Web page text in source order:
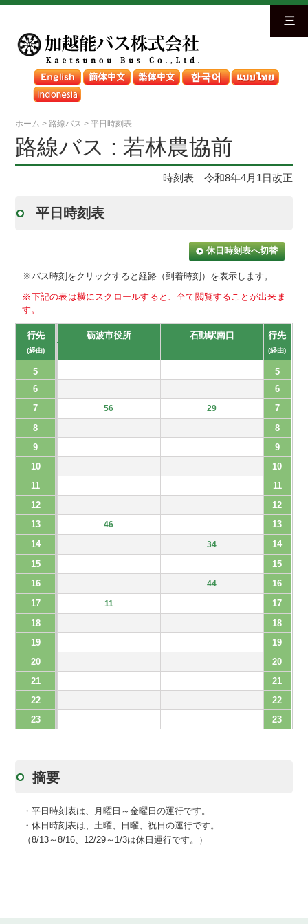
三
ホーム > 路線バス >平日時刻表
路線バス : 若林農協前
時刻表 令和8年4月1日改正
平日時刻表
休日時刻表へ切替
※バス時刻をクリックすると経路（到着時刻）を表示します。
※下記の表は横にスクロールすると、全て閲覧することが出来ま
す。
砺波市役所 石動駅南口 行先
(経由)
5
6
56 29
7
8
9
10
11
12
46 13
34
14
15
44 16
11
17
18
19
20
21
22
23
行先
(経由)
5
6
7
8
9
10
11
12
13
14
15
16
17
18
19
20
21
22
23
摘要
・平日時刻表は、月曜日～金曜日の運行です。
・休日時刻表は、土曜、日曜、祝日の運行です。
（8/13～8/16、12/29～1/3は休日運行です。）